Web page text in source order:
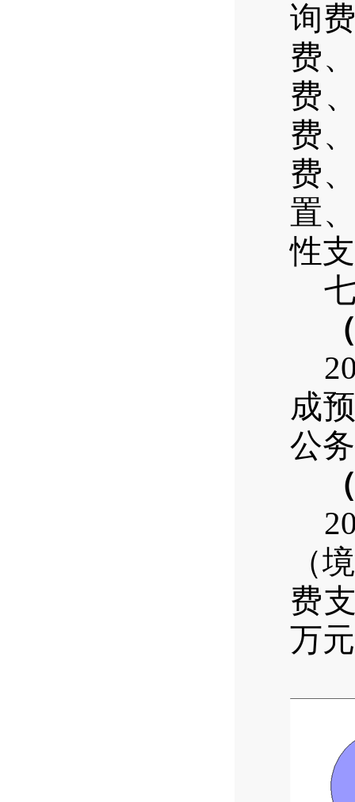
询
费
费
费
费
置
性
成
公
（
费
万